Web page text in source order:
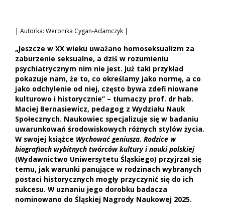
| Autorka: Weronika Cygan-Adamczyk |
„Jeszcze w XX wieku uważano homoseksualizm za
zaburzenie seksualne, a dziś w rozumieniu
psychiatrycznym nim nie jest. Już taki przykład
pokazuje nam, że to, co określamy jako normę, a co
jako odchylenie od niej, często bywa zdefi niowane
kulturowo i historycznie” – tłumaczy prof. dr hab.
Maciej Bernasiewicz, pedagog z Wydziału Nauk
Społecznych. Naukowiec specjalizuje się w badaniu
uwarunkowań środowiskowych różnych stylów życia.
W swojej książce Wychować geniusza. Rodzice w
biografiach wybitnych twórców kultury i nauki polskiej
(Wydawnictwo Uniwersytetu Śląskiego) przyjrzał się
temu, jak warunki panujące w rodzinach wybranych
postaci historycznych mogły przyczynić się do ich
sukcesu. W uznaniu jego dorobku badacza
nominowano do Śląskiej Nagrody Naukowej 2025.